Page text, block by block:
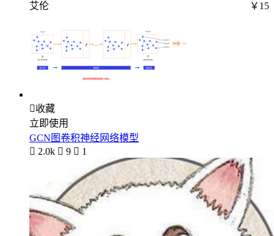
艾伦 ￥15
收藏
立即使用
GCN图卷积神经网络模型
 2.0k  9  1